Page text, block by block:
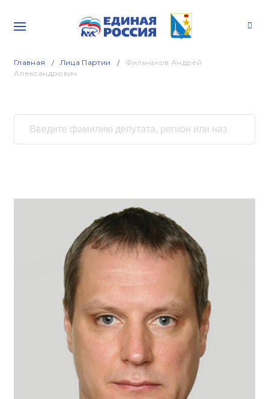
Главная Лица Партии
Фильчаков Андрей
Александрович